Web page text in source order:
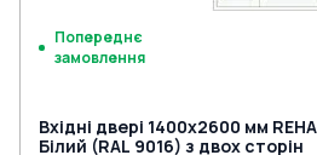
Попереднє
замовлення
Вхідні двері 1400x2600 мм
Білий (RAL 9016) з двох сторін